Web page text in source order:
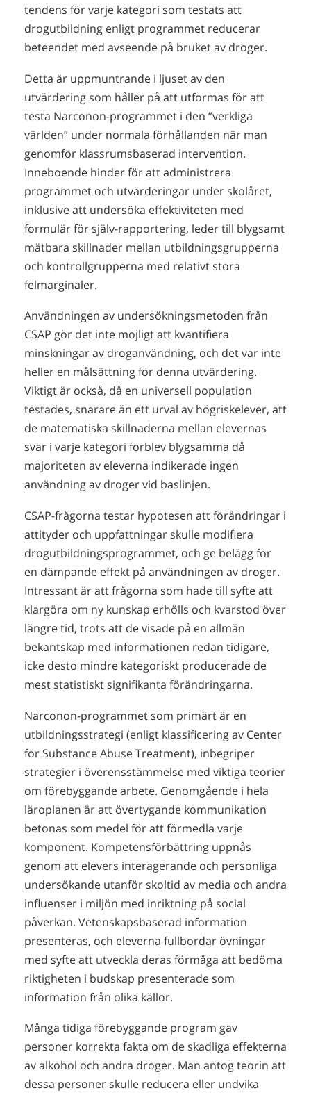
tendens för varje kategori som testats att
drogutbildning enligt programmet reducerar
beteendet med avseende på bruket av droger.
Detta är uppmuntrande i ljuset av den
utvärdering som håller på att utformas för att
testa Narconon-programmet i den ”verkliga
världen” under normala förhållanden när man
genomför klassrumsbaserad intervention.
Inneboende hinder för att administrera
programmet och utvärderingar under skolåret,
inklusive att undersöka effektiviteten med
formulär för själv-rapportering, leder till blygsamt
mätbara skillnader mellan utbildningsgrupperna
och kontrollgrupperna med relativt stora
felmarginaler.
Användningen av undersökningsmetoden från
CSAP gör det inte möjligt att kvantifiera
minskningar av droganvändning, och det var inte
heller en målsättning för denna utvärdering.
Viktigt är också, då en universell population
testades, snarare än ett urval av högriskelever, att
de matematiska skillnaderna mellan elevernas
svar i varje kategori förblev blygsamma då
majoriteten av eleverna indikerade ingen
användning av droger vid baslinjen.
CSAP-frågorna testar hypotesen att förändringar i
attityder och uppfattningar skulle modifiera
drogutbildningsprogrammet, och ge belägg för
en dämpande effekt på användningen av droger.
Intressant är att frågorna som hade till syfte att
klargöra om ny kunskap erhölls och kvarstod över
längre tid, trots att de visade på en allmän
bekantskap med informationen redan tidigare,
icke desto mindre kategoriskt producerade de
mest statistiskt signifikanta förändringarna.
Narconon-programmet som primärt är en
utbildningsstrategi (enligt klassificering av Center
for Substance Abuse Treatment), inbegriper
strategier i överensstämmelse med viktiga teorier
om förebyggande arbete. Genomgående i hela
läroplanen är att övertygande kommunikation
betonas som medel för att förmedla varje
komponent. Kompetensförbättring uppnås
genom att elevers interagerande och personliga
undersökande utanför skoltid av media och andra
influenser i miljön med inriktning på social
påverkan. Vetenskapsbaserad information
presenteras, och eleverna fullbordar övningar
med syfte att utveckla deras förmåga att bedöma
riktigheten i budskap presenterade som
information från olika källor.
Många tidiga förebyggande program gav
personer korrekta fakta om de skadliga effekterna
av alkohol och andra droger. Man antog teorin att
dessa personer skulle reducera eller undvika